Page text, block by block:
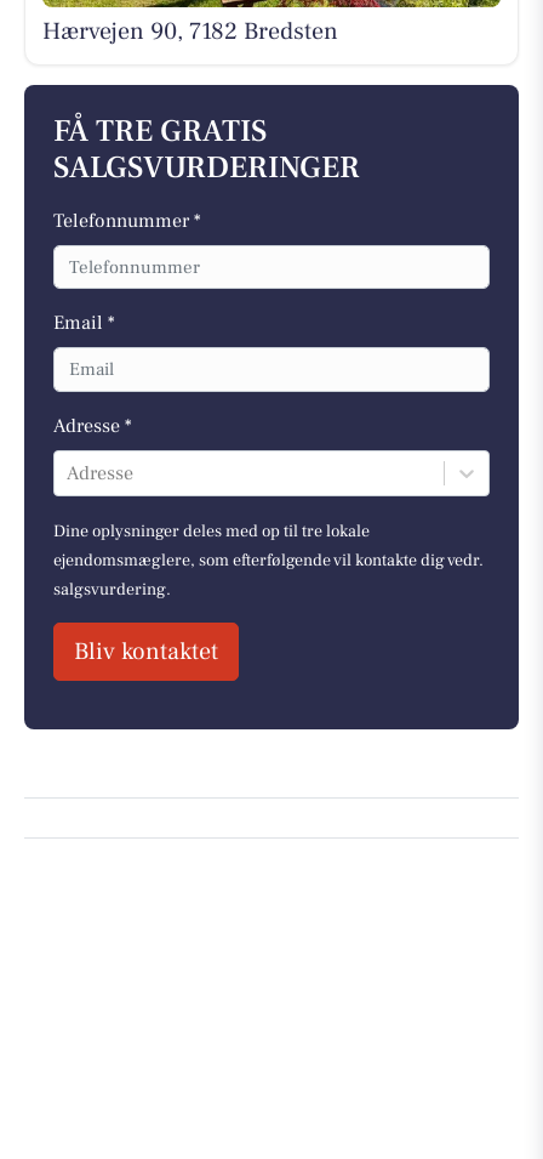
Hærvejen 90, 7182 Bredsten
FÅ TRE GRATIS
SALGSVURDERINGER
Telefonnummer *
Email *
Adresse *
Adresse
Dine oplysninger deles med op til tre lokale
ejendomsmæglere, som efterfølgende vil kontakte dig vedr.
salgsvurdering.
Bliv kontaktet